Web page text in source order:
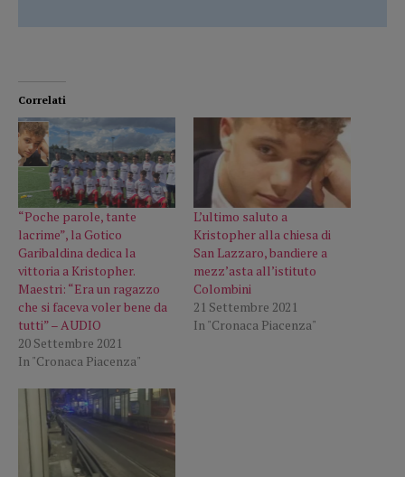
Correlati
“Poche parole, tante
lacrime”, la Gotico
Garibaldina dedica la
vittoria a Kristopher.
Maestri: “Era un ragazzo
che si faceva voler bene da
tutti” – AUDIO
20 Settembre 2021
In "Cronaca Piacenza"
L’ultimo saluto a
Kristopher alla chiesa di
San Lazzaro, bandiere a
mezz’asta all’istituto
Colombini
21 Settembre 2021
In "Cronaca Piacenza"